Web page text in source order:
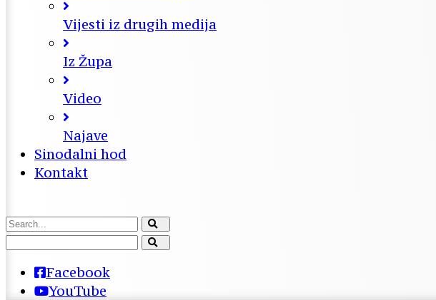
Vijesti iz drugih medija
Iz Župa
Video
Najave
Sinodalni hod
Kontakt
Facebook
YouTube